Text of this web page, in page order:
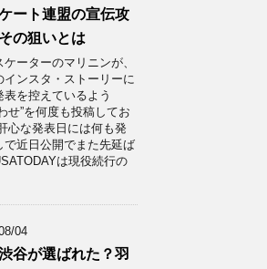
ート連盟の宣伝攻
の狙いとは
ケーターのマリニンが、
インスタ・ストーリーに
表を控えているよう
せ”を何度も投稿してお
心な発表日には何も発
で近日公開でまた先延ば
は現役続行の
04
谷が選ばれた？羽